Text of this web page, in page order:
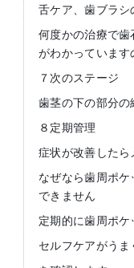
舌ケア、歯ブラシ
何度かの治療で歯
がわかっています
７次のステージ
歯茎の下の部分の
８定期管理
症状が改善したら
なぜなら歯周ポ
できません
定期的に歯周ポ
セルフケアがうま